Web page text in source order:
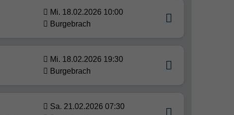
Mi. 18.02.2026 10:00
Burgebrach
Mi. 18.02.2026 19:30
Burgebrach
Sa. 21.02.2026 07:30